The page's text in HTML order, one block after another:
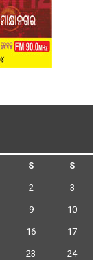
S S
2 3
9 10
16 17
23 24